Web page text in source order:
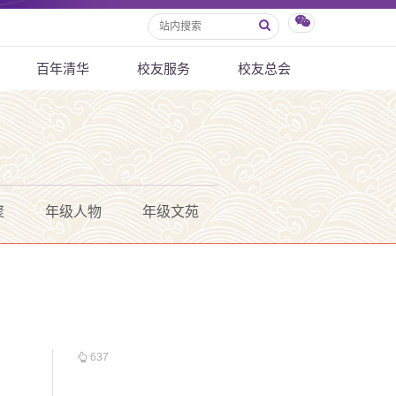
百年清华 校友服务 校友总会
年级人物 年级文苑
637